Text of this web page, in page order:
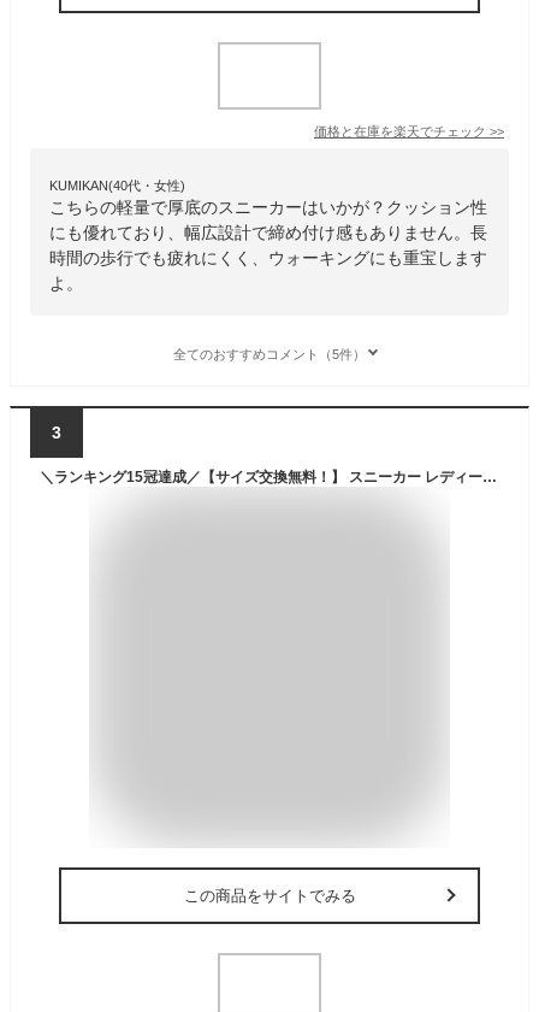
価格と在庫を楽天でチェック >>
KUMIKAN(40代・女性)
こちらの軽量で厚底のスニーカーはいかが？クッション性
にも優れており、幅広設計で締め付け感もありません。長
時間の歩行でも疲れにくく、ウォーキングにも重宝します
よ。
全てのおすすめコメント（5件）
3
＼ランキング15冠達成／【サイズ交換無料！】 スニーカー レディース メンズ 男女兼用 ウォーキングシューズ 靴 ランニングシューズ カジュアル 運動靴 軽量 ローカット ウォーキング 美脚スポーツシューズ おしゃれ 疲れにくい トレーニングシューズ 疲れない
この商品をサイトでみる